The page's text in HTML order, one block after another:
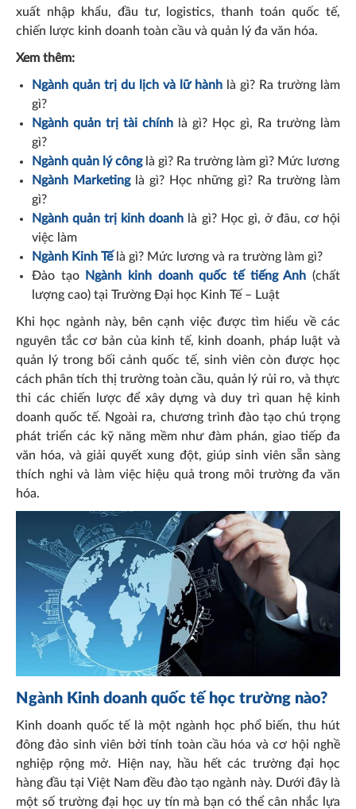
xuất nhập khẩu, đầu tư, logistics, thanh toán quốc tế,
chiến lược kinh doanh toàn cầu và quản lý đa văn hóa.
Xem thêm:
Ngành quản trị du lịch và lữ hành là gì? Ra trường làm
gì?
Ngành quản trị tài chính là gì? Học gì, Ra trường làm
gì?
Ngành quản lý cônglà gì? Ra trường làm gì? Mức lương
Ngành Marketinglà gì? Học những gì? Ra trường làm
gì?
Ngành quản trị kinh doanh là gì? Học gì, ở đâu, cơ hội
việc làm
Ngành Kinh Tếlà gì? Mức lương và ra trường làm gì?
Đào tạo
Ngành kinh doanh quốc tế tiếng Anh (chất
lượng cao) tại Trường Đại học Kinh Tế – Luật
Khi học ngành này, bên cạnh việc được tìm hiểu về các
nguyên tắc cơ bản của kinh tế, kinh doanh, pháp luật và
quản lý trong bối cảnh quốc tế, sinh viên còn được học
cách phân tích thị trường toàn cầu, quản lý rủi ro, và thực
thi các chiến lược để xây dựng và duy trì quan hệ kinh
doanh quốc tế. Ngoài ra, chương trình đào tạo chú trọng
phát triển các kỹ năng mềm như đàm phán, giao tiếp đa
văn hóa, và giải quyết xung đột, giúp sinh viên sẵn sàng
thích nghi và làm việc hiệu quả trong môi trường đa văn
hóa.
Ngành Kinh doanh quốc tế học trường nào?
Kinh doanh quốc tế là một ngành học phổ biến, thu hút
đông đảo sinh viên bởi tính toàn cầu hóa và cơ hội nghề
nghiệp rộng mở. Hiện nay, hầu hết các trường đại học
hàng đầu tại Việt Nam đều đào tạo ngành này. Dưới đây là
một số trường đại học uy tín mà bạn có thể cân nhắc lựa